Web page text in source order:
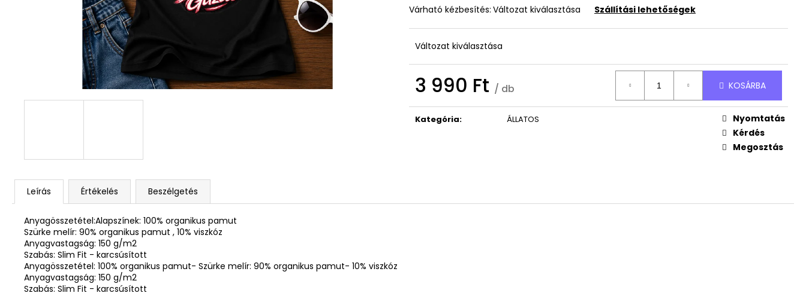
Várható kézbesítés: Változat kiválasztása Szállítási lehetőségek
Változat kiválasztása
3 990 Ft / db KOSÁRBA
Kategória: ÁLLATOS
Nyomtatás
Kérdés
Megosztás
Leírás Értékelés Beszélgetés
Anyagösszetétel:Alapszínek: 100% organikus pamut
Szürke melír: 90% organikus pamut , 10% viszkóz
Anyagvastagság: 150 g/m2
Szabás: Slim Fit - karcsúsított
Anyagösszetétel: 100% organikus pamut- Szürke melír: 90% organikus pamut- 10% viszkóz
Anyagvastagság: 150 g/m2
Szabás: Slim Fit - karcsúsított
DEKOR ORCHIDEA KASPÓBAN KICSI
HALVÁNY ZÖLD
4 790 Ft
OVIS/BÖLCSIS BÚCSÚZTATÓS TÁBLA
9 490 Ft
Korábbi:10 990 Ft
ISTEN HOZOTT ÜDVÖZLŐ TÁBLA